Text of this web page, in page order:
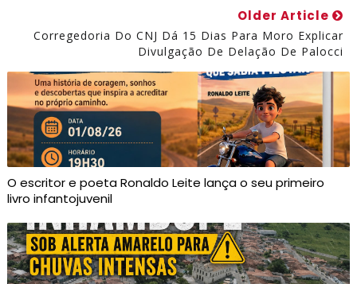
Older Article
Corregedoria Do CNJ Dá 15 Dias Para Moro Explicar
Divulgação De Delação De Palocci
O escritor e poeta Ronaldo Leite lança o seu primeiro
livro infantojuvenil